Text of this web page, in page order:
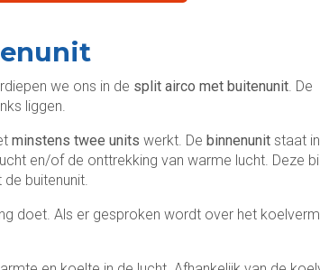
we ons in de split airco met buitenunit. De
liggen.
minstens twee units werkt. De binnenunit staat
en/of de onttrekking van warme lucht. Deze
buitenunit.
doet. Als er gesproken wordt over het